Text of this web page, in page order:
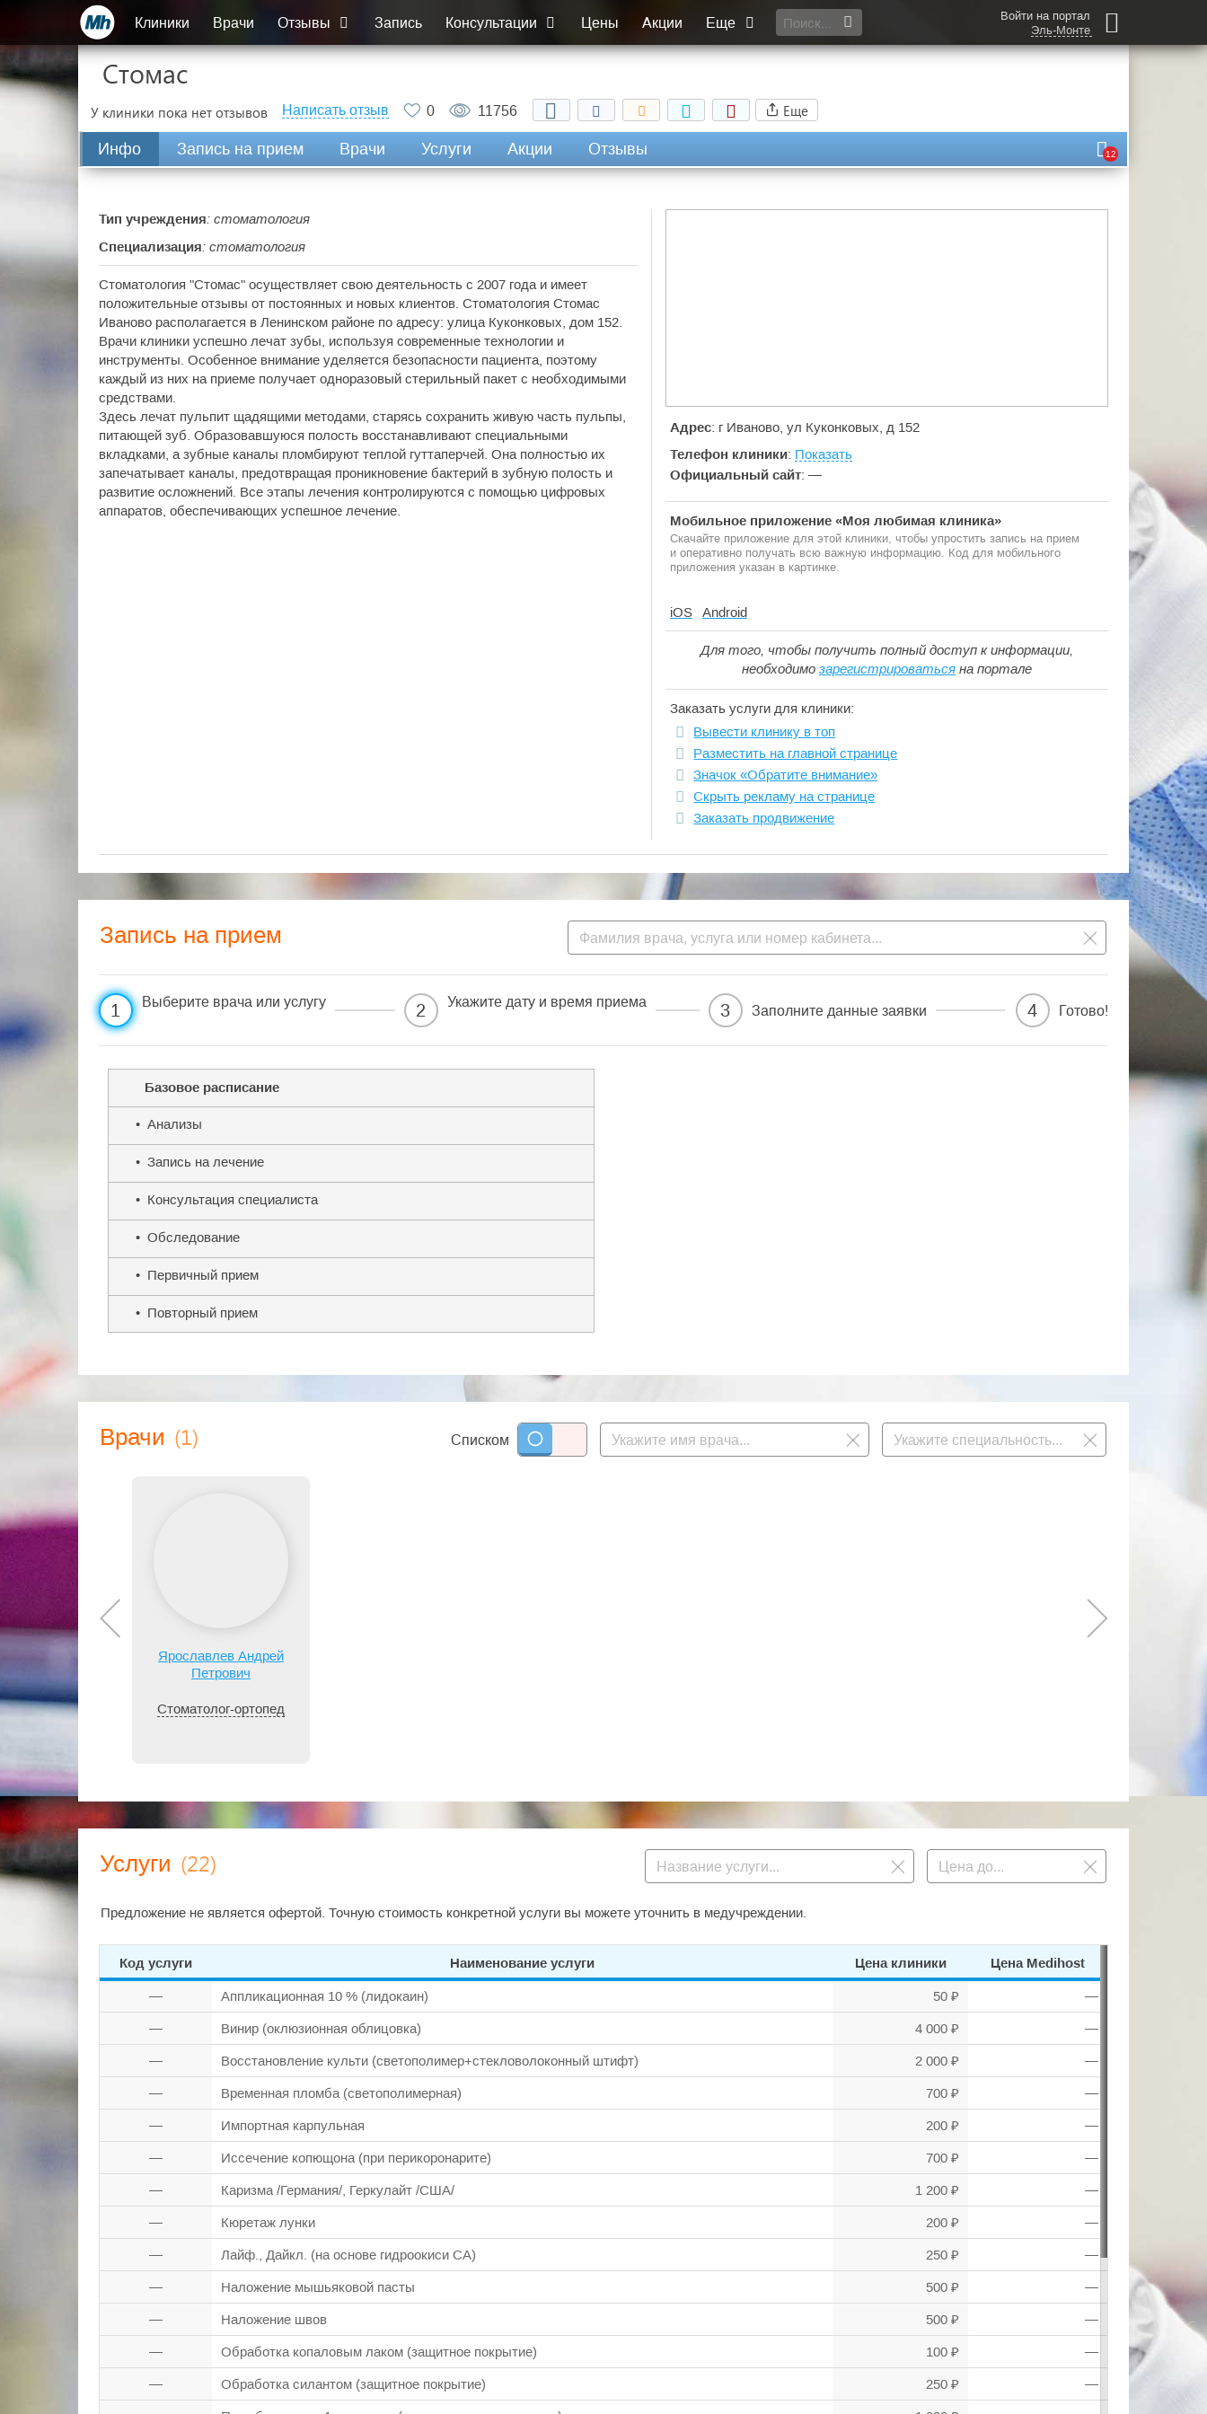
Клиники Врачи Отзывы Запись Консультации Цены Акции Еще
Войти на портал
Эль-Монте
Стомас
У клиники пока нет отзывов Написать отзыв 0 11756 Еще
Инфо Запись на прием Врачи Услуги Акции Отзывы 12
Адрес: г Иваново, ул Куконковых, д 152
Телефон клиники: Показать
Официальный сайт: —
Мобильное приложение «Моя любимая клиника»
Скачайте приложение для этой клиники, чтобы упростить запись на прием
и оперативно получать всю важную информацию. Код для мобильного
приложения указан в картинке.
iOS Android
Для того, чтобы получить полный доступ к информации,
необходимо зарегистрироваться на портале
Заказать услуги для клиники:
Вывести клинику в топ
Разместить на главной странице
Значок «Обратите внимание»
Скрыть рекламу на странице
Заказать продвижение
Тип учреждения: стоматология
Специализация: стоматология
Стоматология "Стомас" осуществляет свою деятельность с 2007 года и имеет
положительные отзывы от постоянных и новых клиентов. Стоматология Стомас
Иваново располагается в Ленинском районе по адресу: улица Куконковых, дом 152.
Врачи клиники успешно лечат зубы, используя современные технологии и
инструменты. Особенное внимание уделяется безопасности пациента, поэтому
каждый из них на приеме получает одноразовый стерильный пакет с необходимыми
средствами.
Здесь лечат пульпит щадящими методами, старясь сохранить живую часть пульпы,
питающей зуб. Образовавшуюся полость восстанавливают специальными
вкладками, а зубные каналы пломбируют теплой гуттаперчей. Она полностью их
запечатывает каналы, предотвращая проникновение бактерий в зубную полость и
развитие осложнений. Все этапы лечения контролируются с помощью цифровых
аппаратов, обеспечивающих успешное лечение.
Запись на прием
1 Выберите врача или услугу 2 Укажите дату и время приема 3 Заполните данные заявки 4 Готово!
Базовое расписание
• Анализы
• Запись на лечение
• Консультация специалиста
• Обследование
• Первичный прием
• Повторный прием
Врачи (1) Списком
Ярославлев Андрей
Петрович
Стоматолог-ортопед
Услуги (22)
Предложение не является офертой. Точную стоимость конкретной услуги вы можете уточнить в медучреждении.
Код услуги Наименование услуги Цена клиники Цена Medihost
— Аппликационная 10 % (лидокаин) 50 ₽ —
— Винир (оклюзионная облицовка) 4 000 ₽ —
— Восстановление культи (светополимер+стекловолоконный штифт) 2 000 ₽ —
— Временная пломба (светополимерная) 700 ₽ —
— Импортная карпульная 200 ₽ —
— Иссечение копющона (при перикоронарите) 700 ₽ —
— Каризма /Германия/, Геркулайт /США/ 1 200 ₽ —
— Кюретаж лунки 200 ₽ —
— Лайф., Дайкл. (на основе гидроокиси СА) 250 ₽ —
— Наложение мышьяковой пасты 500 ₽ —
— Наложение швов 500 ₽ —
— Обработка копаловым лаком (защитное покрытие) 100 ₽ —
— Обработка силантом (защитное покрытие) 250 ₽ —